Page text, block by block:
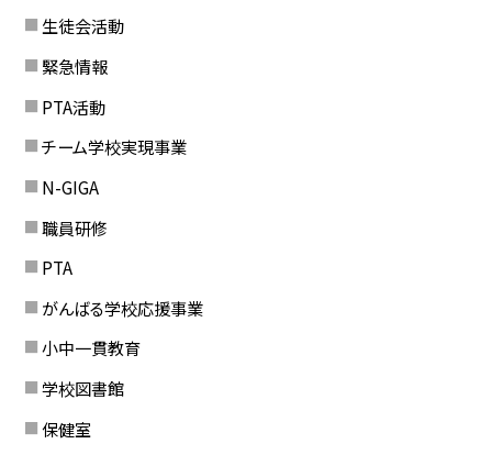
生徒会活動
緊急情報
PTA活動
チーム学校実現事業
N-GIGA
職員研修
PTA
がんばる学校応援事業
小中一貫教育
学校図書館
保健室